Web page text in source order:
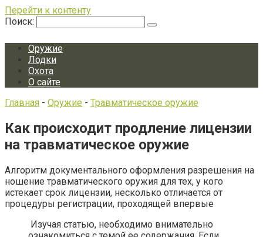
Перейти к контенту
Поиск:
Оружие
Лодки
Охота
О сайте
Главная - Оружие - Травматическое оружие
Как происходит продление лицензии
на травматическое оружие
Алгоритм документального оформления разрешения на
ношение травматического оружия для тех, у кого
истекает срок лицензии, несколько отличается от
процедуры регистрации, проходящей впервые
Изучая статью, необходимо внимательно